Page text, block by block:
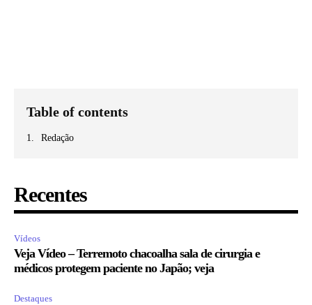
Table of contents
Redação
Recentes
Vídeos
Veja Vídeo – Terremoto chacoalha sala de cirurgia e
médicos protegem paciente no Japão; veja
Destaques